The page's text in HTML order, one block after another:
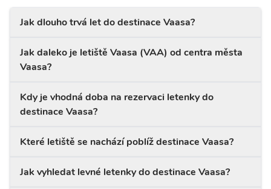
Jak dlouho trvá let do destinace Vaasa?
Jak daleko je letiště Vaasa (VAA) od centra města
Vaasa?
Kdy je vhodná doba na rezervaci letenky do
destinace Vaasa?
Které letiště se nachází poblíž destinace Vaasa?
Jak vyhledat levné letenky do destinace Vaasa?